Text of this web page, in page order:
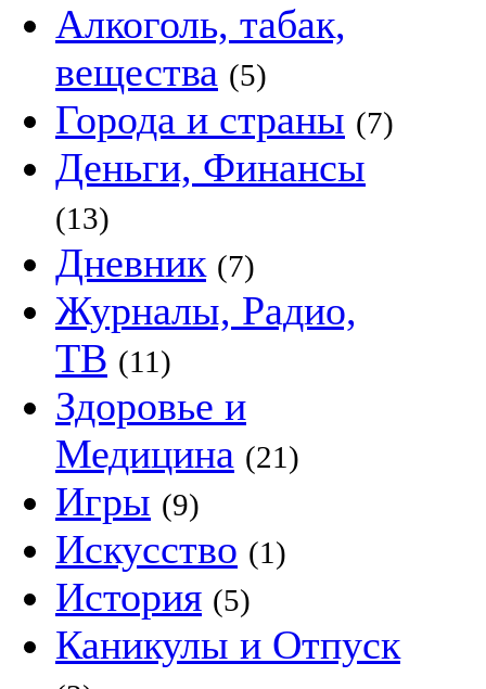
Алкоголь, табак,
вещества (5)
Города и страны (7)
Деньги, Финансы
(13)
Дневник (7)
Журналы, Радио,
ТВ (11)
Здоровье и
Медицина (21)
Игры (9)
Искусство (1)
История (5)
Каникулы и Отпуск